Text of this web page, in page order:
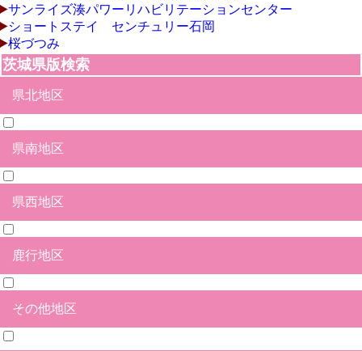
サンライズ湊パワーリハビリテーションセンター
ショートステイ センチュリー石岡
桜づつみ
茨城県版検索
県北地区
日立市
北茨城市
高萩市
常陸太田市
ひたちなか市
水戸市
笠間市
那珂市
常陸大宮市
久慈郡大子町
那珂郡東海村
東茨城郡茨城町
東茨城郡大洗町
東茨城郡城里町
県南地区
石岡市
土浦市
つくば市
牛久市
龍ヶ崎市
取手市
守谷市
かすみがうら市
つくばみらい市
小美玉市
稲敷市
稲敷郡美浦村
稲敷郡阿見町
稲敷郡河内町
北相馬郡利根町
県西地区
結城市
筑西市
下妻市
常総市
坂東市
古河市
桜川市
結城郡八千代町
猿島郡五霞町
猿島郡境町
鹿行地区
鉾田市
鹿嶋市
神栖市
行方市
潮来市
その他地区